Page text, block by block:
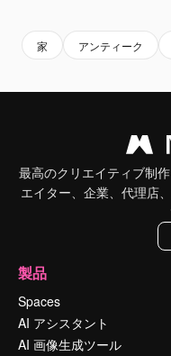
家 アンティーク
最高のクリエイティブ制
エイター、企業、代理店
製品
Spaces
AI アシスタント
AI 画像生成ツール